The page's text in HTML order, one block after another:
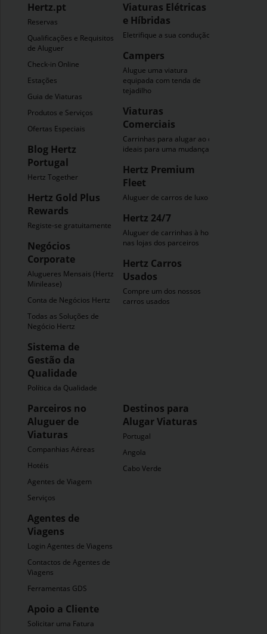
Hertz.pt
Reservas
Qualificações e Requisitos
de Aluguer
Check-in Online
Estações
Guia de Viaturas
Produtos e Serviços
Ofertas Especiais
Blog Hertz
Portugal
Hertz Together
Hertz Gold Plus
Rewards
Registe-se gratuitamente
Negócios
Corporate
Alugueres Mensais (Hertz
Minilease)
Conta de Negócios Hertz
Todas as Soluções de
Negócio Hertz
Sistema de
Gestão da
Qualidade
Política da Qualidade
Viaturas Elétricas
e Híbridas
Eletrifique a sua condução
Campers
Alugue uma viatura
equipada com tenda de
tejadilho
Viaturas
Comerciais
Carrinhas para alugar ao dia
ideais para uma mudança
Hertz Premium
Fleet
Aluguer de carros de luxo
Hertz 24/7
Aluguer de carrinhas à hora
nas lojas dos parceiros
Hertz Carros
Usados
Compre um dos nossos
carros usados
Parceiros no
Aluguer de
Viaturas
Companhias Aéreas
Hotéis
Agentes de Viagem
Serviços
Agentes de
Viagens
Login Agentes de Viagens
Contactos de Agentes de
Viagens
Ferramentas GDS
Apoio a Cliente
Solicitar uma Fatura
Destinos para
Alugar Viaturas
Portugal
Angola
Cabo Verde